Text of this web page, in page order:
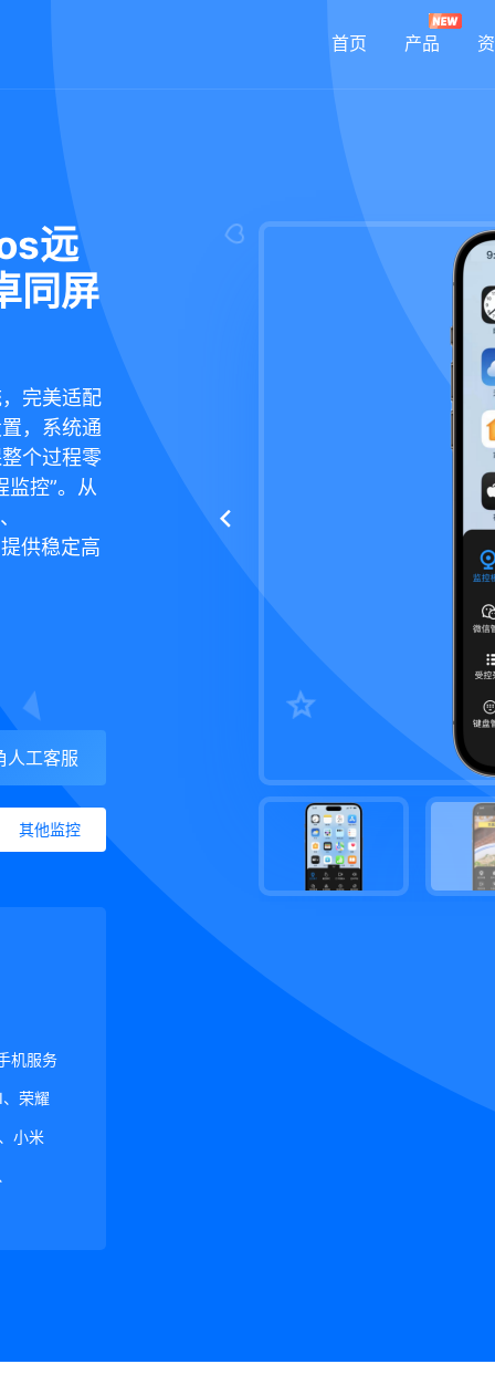
首页 产品
远
同屏
完美适配
，系统通
个过程零
监控”。从
供稳定高
人工客服
其他监控
机服务
荣耀
小米